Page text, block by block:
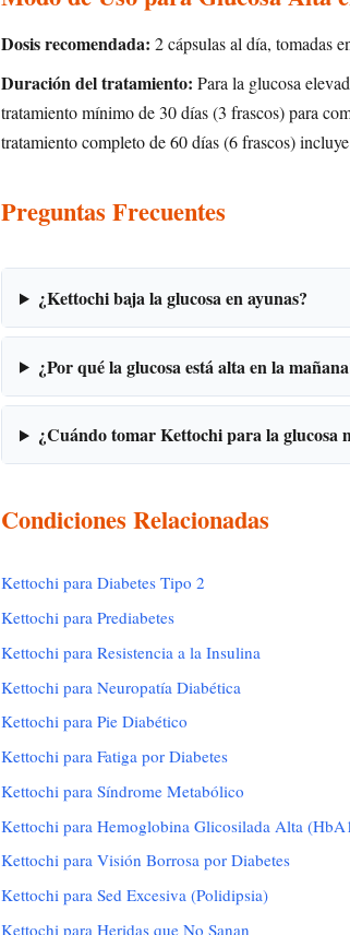
Dosis recomendada: 2 cápsulas al día, tomadas
Duración del tratamiento: Para la glucosa
tratamiento mínimo de 30 días (3 frascos) para
tratamiento completo de 60 días (6 frascos)
Preguntas Frecuentes
¿Kettochi baja la glucosa en ayunas?
¿Por qué la glucosa está alta en la
¿Cuándo tomar Kettochi para la glucosa
Condiciones Relacionadas
Kettochi para Diabetes Tipo 2
Kettochi para Prediabetes
Kettochi para Resistencia a la Insulina
Kettochi para Neuropatía Diabética
Kettochi para Pie Diabético
Kettochi para Fatiga por Diabetes
Kettochi para Síndrome Metabólico
Kettochi para Hemoglobina Glicosilada Alta
Kettochi para Visión Borrosa por Diabetes
Kettochi para Sed Excesiva (Polidipsia)
Kettochi para Heridas que No Sanan